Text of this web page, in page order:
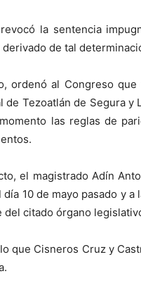
la sentencia
de tal
ordenó al Congreso
de Tezoatlán de Segura
las reglas de
el magistrado Adín
día 10 de mayo pasado y
del citado órgano
que Cisneros Cruz y